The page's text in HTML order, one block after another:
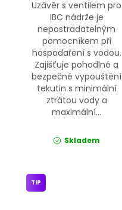
Uzávěr s ventilem pro
IBC nádrže je
nepostradatelným
pomocníkem při
hospodaření s vodou.
Zajišťuje pohodlné a
bezpečné vypouštění
tekutin s minimální
ztrátou vody a
maximální...
Skladem
TIP